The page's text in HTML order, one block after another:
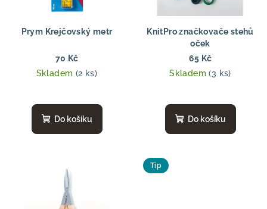
Prym Krejčovský metr
70 Kč
Skladem (2 ks)
Do košíku
KnitPro značkovače stehů
oček
65 Kč
Skladem(3 ks)
Do košíku
Tip